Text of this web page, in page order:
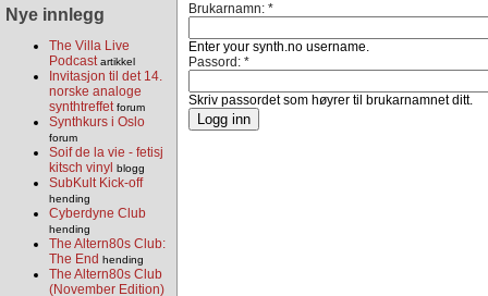
Nye innlegg
The Villa Live
Podcastartikkel
Invitasjon til det 14.
norske analoge
synthtreffet forum
Synthkurs i Oslo
forum
Soif de la vie - fetisj
kitsch vinyl blogg
SubKult Kick-off
hending
Cyberdyne Club
hending
The Altern80s Club:
The End hending
The Altern80s Club
(November Edition)
Brukarnamn: *
Enter your synth.no username.
Passord: *
Skriv passordet som høyrer til brukarnamnet ditt.